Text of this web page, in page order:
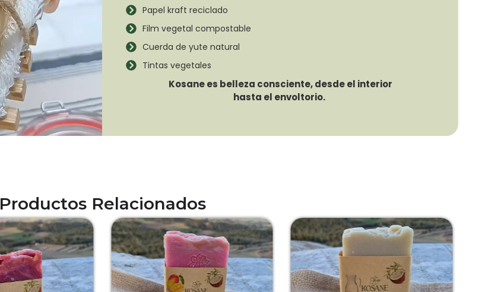
Papel kraft reciclado
Film vegetal compostable
Cuerda de yute natural
Tintas vegetales
Kosane es belleza consciente, desde el interior
hasta el envoltorio.
Productos Relacionados